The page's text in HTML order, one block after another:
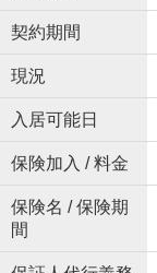
契約期間
現況
入居可能日
保険加入 / 料金
保険名 / 保険期
間